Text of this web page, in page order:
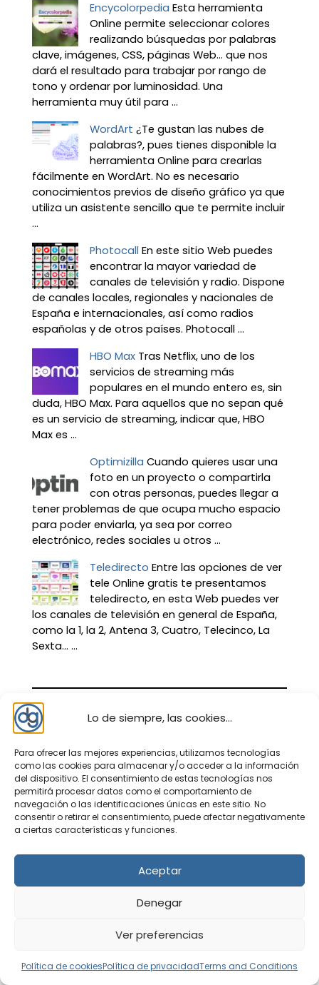
Lo de siempre, las cookies...
Para ofrecer las mejores experiencias, utilizamos tecnologías
como las cookies para almacenar y/o acceder a la información
del dispositivo. El consentimiento de estas tecnologías nos
permitirá procesar datos como el comportamiento de
navegación o las identificaciones únicas en este sitio. No
consentir o retirar el consentimiento, puede afectar negativamente
a ciertas características y funciones.
Aceptar
Denegar
Ver preferencias
Política de cookiesPolítica de privacidadTerms and Conditions
Encycolorpedia Esta herramienta
Online permite seleccionar colores
realizando búsquedas por palabras
clave, imágenes, CSS, páginas Web... que nos
dará el resultado para trabajar por rango de
tono y ordenar por luminosidad. Una
herramienta muy útil para ...
WordArt ¿Te gustan las nubes de
palabras?, pues tienes disponible la
herramienta Online para crearlas
fácilmente en WordArt. No es necesario
conocimientos previos de diseño gráfico ya que
utiliza un asistente sencillo que te permite incluir
...
Photocall En este sitio Web puedes
encontrar la mayor variedad de
canales de televisión y radio. Dispone
de canales locales, regionales y nacionales de
España e internacionales, así como radios
españolas y de otros países. Photocall ...
HBO Max Tras Netflix, uno de los
servicios de streaming más
populares en el mundo entero es, sin
duda, HBO Max. Para aquellos que no sepan qué
es un servicio de streaming, indicar que, HBO
Max es ...
Optimizilla Cuando quieres usar una
foto en un proyecto o compartirla
con otras personas, puedes llegar a
tener problemas de que ocupa mucho espacio
para poder enviarla, ya sea por correo
electrónico, redes sociales u otros ...
Teledirecto Entre las opciones de ver
tele Online gratis te presentamos
teledirecto, en esta Web puedes ver
los canales de televisión en general de España,
como la 1, la 2, Antena 3, Cuatro, Telecinco, La
Sexta… ...
Nosotros – contacto
Política de privacidad
Terms and Conditions